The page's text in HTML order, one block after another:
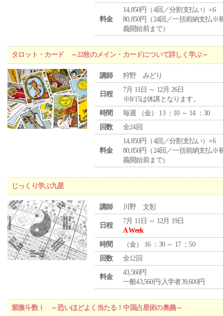
料金
14,850円（4回／分割支払い）×6
80,850円（24回／一括前納支払※
義開始前まで）
タロット・カード ～22枚のメイン・カードについて詳しく学ぶ～
講師 狩野 みどり
日程
7月 11日 ～ 12月 26日
※8/15は休講となります。
時間
毎週 （金） 13 ：10 ～ 14 ：30
回数
全24回
料金
14,850円（4回／分割支払い）×6
80,850円（24回／一括前納支払※
義開始前まで）
じっくり学ぶ九星
講師 川野 文彰
日程
7月 11日 ～ 12月 19日
A Week
時間
（金） 16 ：30 ～ 17 ：50
回数
全12回
料金
43,560円
一般43,560円/入学者39,600円
紫微斗数Ⅰ ～恐いほどよく当たる！中国占星術の奥義～